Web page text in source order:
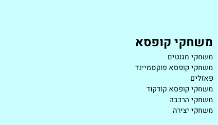
משחקי קופסא
משחקי מגנטים
משחקי קופסא פוקסמיינד
פאזלים
משחקי קופסא קודקוד
משחקי הרכבה
משחקי יצירה